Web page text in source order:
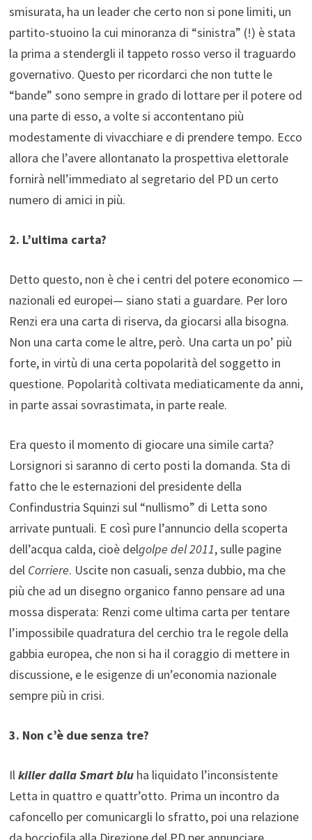
smisurata, ha un leader che certo non si pone limiti, un
partito-stuoino la cui minoranza di “sinistra” (!) è stata
la prima a stendergli il tappeto rosso verso il traguardo
governativo. Questo per ricordarci che non tutte le
“bande” sono sempre in grado di lottare per il potere od
una parte di esso, a volte si accontentano più
modestamente di vivacchiare e di prendere tempo. Ecco
allora che l’avere allontanato la prospettiva elettorale
fornirà nell’immediato al segretario del PD un certo
numero di amici in più.
2. L’ultima carta?
Detto questo, non è che i centri del potere economico —
nazionali ed europei— siano stati a guardare. Per loro
Renzi era una carta di riserva, da giocarsi alla bisogna.
Non una carta come le altre, però. Una carta un po’ più
forte, in virtù di una certa popolarità del soggetto in
questione. Popolarità coltivata mediaticamente da anni,
in parte assai sovrastimata, in parte reale.
Era questo il momento di giocare una simile carta?
Lorsignori si saranno di certo posti la domanda. Sta di
fatto che le esternazioni del presidente della
Confindustria Squinzi sul “nullismo” di Letta sono
arrivate puntuali. E così pure l’annuncio della scoperta
dell’acqua calda, cioè delgolpe del 2011, sulle pagine
del Corriere. Uscite non casuali, senza dubbio, ma che
più che ad un disegno organico fanno pensare ad una
mossa disperata: Renzi come ultima carta per tentare
l’impossibile quadratura del cerchio tra le regole della
gabbia europea, che non si ha il coraggio di mettere in
discussione, e le esigenze di un’economia nazionale
sempre più in crisi.
3. Non c’è due senza tre?
Ilkiller dalla Smart bluha liquidato l’inconsistente
Letta in quattro e quattr’otto. Prima un incontro da
cafoncello per comunicargli lo sfratto, poi una relazione